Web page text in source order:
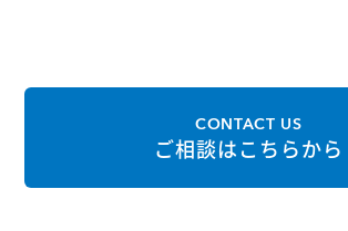
CONTACT US
ご相談はこちらから